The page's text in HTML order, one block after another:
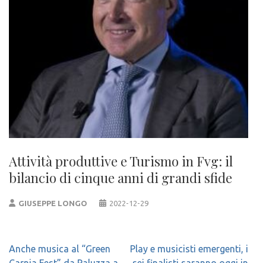
Attività produttive e Turismo in Fvg: il
bilancio di cinque anni di grandi sfide
GIUSEPPE LONGO 2022-12-29
Navigazione
Anche musica al “Green
Play e musicisti emergenti, i